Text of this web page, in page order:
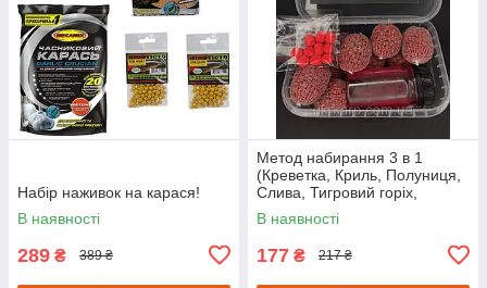
Набір наживок на карася!
В наявності
289 ₴ 389 ₴
Метод набирання 3 в 1
(Креветка, Криль, Полуниця,
Слива, Тигровий горіх,
Часник, Амур, Кукурудза,
Туті-Фруті)
В наявності
177 ₴ 217 ₴